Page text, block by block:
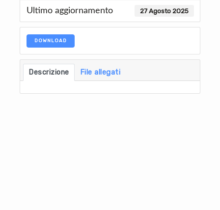
Ultimo aggiornamento 27 Agosto 2025
DOWNLOAD
Descrizione File allegati